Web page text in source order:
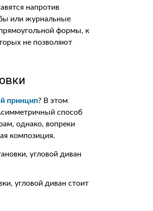
напротив
или журнальные
формы, к
не позволяют
принцип? В этом
способ
однако, вопреки
композиция.
угловой диван стоит